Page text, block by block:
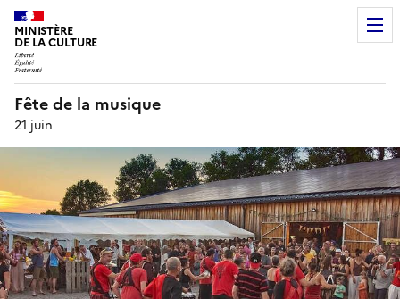
MINISTÈRE
DE LA CULTURE
Fête de la musique
21 juin